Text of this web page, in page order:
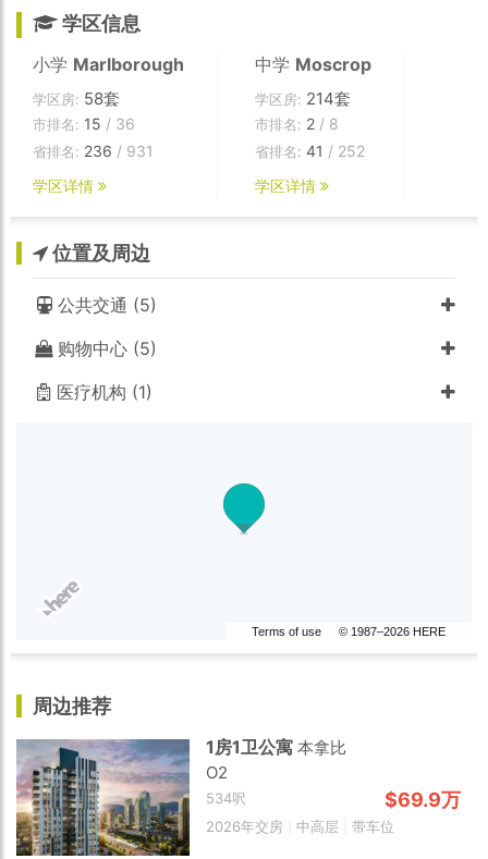
学区信息
小学 Marlborough
学区房: 58套
市排名: 15 / 36
省排名: 236 / 931
学区详情
中学 Moscrop
学区房: 214套
市排名: 2 / 8
省排名: 41 / 252
学区详情
位置及周边
公共交通 (5)
购物中心 (5)
医疗机构 (1)
Terms of use © 1987–2026 HERE
周边推荐
1房1卫公寓本拿比
O2
534呎 $69.9万
2026年交房 中高层 带车位